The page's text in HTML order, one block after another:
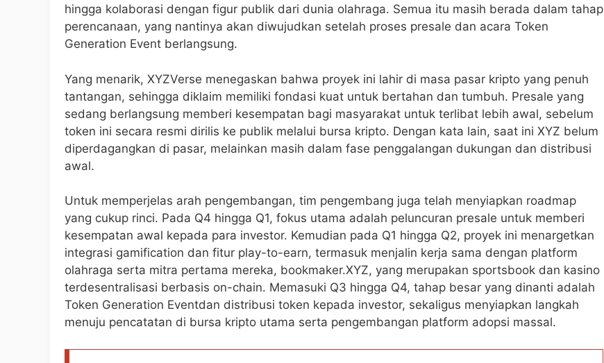
hingga kolaborasi dengan figur publik dari dunia olahraga. Semua itu masih berada dalam tahap
perencanaan, yang nantinya akan diwujudkan setelah proses presale dan acara Token
Generation Event berlangsung.
Yang menarik, XYZVerse menegaskan bahwa proyek ini lahir di masa pasar kripto yang penuh
tantangan, sehingga diklaim memiliki fondasi kuat untuk bertahan dan tumbuh. Presale yang
sedang berlangsung memberi kesempatan bagi masyarakat untuk terlibat lebih awal, sebelum
token ini secara resmi dirilis ke publik melalui bursa kripto. Dengan kata lain, saat ini XYZ belum
diperdagangkan di pasar, melainkan masih dalam fase penggalangan dukungan dan distribusi
awal.
Untuk memperjelas arah pengembangan, tim pengembang juga telah menyiapkan roadmap
yang cukup rinci. Pada Q4 hingga Q1, fokus utama adalah peluncuran presale untuk memberi
kesempatan awal kepada para investor. Kemudian pada Q1 hingga Q2, proyek ini menargetkan
integrasi gamification dan fitur play-to-earn, termasuk menjalin kerja sama dengan platform
olahraga serta mitra pertama mereka, bookmaker.XYZ, yang merupakan sportsbook dan kasino
terdesentralisasi berbasis on-chain. Memasuki Q3 hingga Q4, tahap besar yang dinanti adalah
Token Generation Eventdan distribusi token kepada investor, sekaligus menyiapkan langkah
menuju pencatatan di bursa kripto utama serta pengembangan platform adopsi massal.